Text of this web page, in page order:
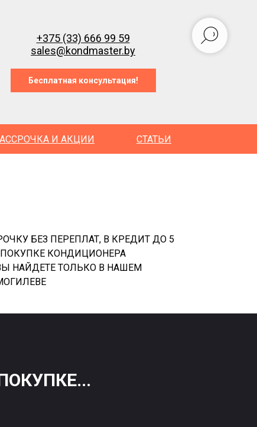
+375 (33) 666 99 59
sales@kondmaster.by
Бесплатная консультация!
И АКЦИИ СТАТЬИ
БЕЗ ПЕРЕПЛАТ, В КРЕДИТ ДО 5
КОНДИЦИОНЕРА
НАЙДЕТЕ ТОЛЬКО В НАШЕМ